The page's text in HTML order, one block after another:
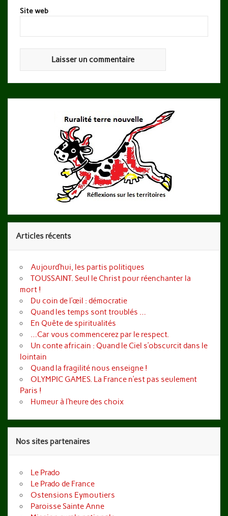
Site web
Articles récents
Aujourd’hui, les partis politiques
TOUSSAINT. Seul le Christ pour réenchanter la
mort !
Du coin de l’œil : démocratie
Quand les temps sont troublés …
En Quête de spiritualités
…Car vous commencerez par le respect.
Un conte africain : Quand le Ciel s’obscurcit dans le
lointain
Quand la fragilité nous enseigne !
OLYMPIC GAMES. La France n’est pas seulement
Paris !
Humeur à l’heure des choix
Nos sites partenaires
Le Prado
Le Prado de France
Ostensions Eymoutiers
Paroisse Sainte Anne